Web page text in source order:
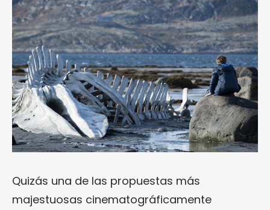
Quizás una de las propuestas más
majestuosas cinematográficamente